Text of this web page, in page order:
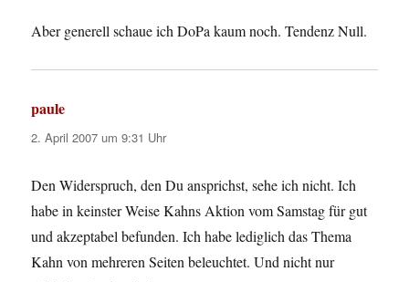
Aber generell schaue ich DoPa kaum noch. Tendenz Null.
paule
2. April 2007 um 9:31 Uhr
Den Widerspruch, den Du ansprichst, sehe ich nicht. Ich
habe in keinster Weise Kahns Aktion vom Samstag für gut
und akzeptabel befunden. Ich habe lediglich das Thema
Kahn von mehreren Seiten beleuchtet. Und nicht nur